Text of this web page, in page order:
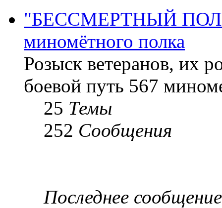
"БЕССМЕРТНЫЙ ПОЛК
миномётного полка
Розыск ветеранов, их
боевой путь 567
25 Темы
252 Сообщения
Последнее сообщение